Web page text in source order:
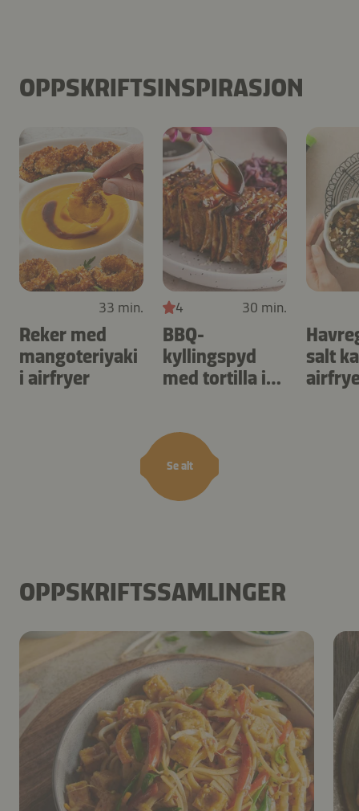
OPPSKRIFTSINSPIRASJON
Se alt
33 min.
Reker med
mangoteriyaki
i airfryer
4 30 min.
BBQ-
kyllingspyd
med tortilla i
salt
OPPSKRIFTSSAMLINGER